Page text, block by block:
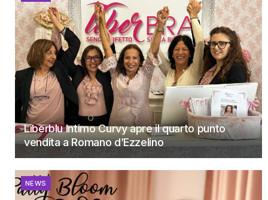
Liberblu Intimo Curvy apre il quarto punto
vendita a Romano d’Ezzelino
NEWS